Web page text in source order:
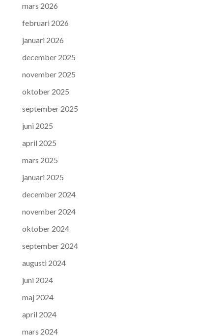
mars 2026
februari 2026
januari 2026
december 2025
november 2025
oktober 2025
september 2025
juni 2025
april 2025
mars 2025
januari 2025
december 2024
november 2024
oktober 2024
september 2024
augusti 2024
juni 2024
maj 2024
april 2024
mars 2024